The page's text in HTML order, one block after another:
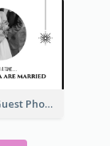
Wedding Guest Photo Book